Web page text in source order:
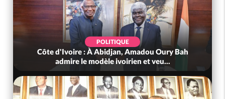
POLITIQUE
Côte d'Ivoire : À Abidjan, Amadou Oury Bah
admire le modèle ivoirien et veu...